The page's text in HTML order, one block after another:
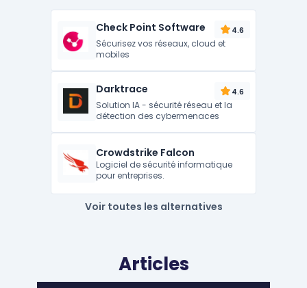
Check Point Software 4.6
Sécurisez vos réseaux, cloud et
mobiles
Darktrace 4.6
Solution IA - sécurité réseau et la
détection des cybermenaces
Crowdstrike Falcon
Logiciel de sécurité informatique
pour entreprises.
Voir toutes les alternatives
Articles